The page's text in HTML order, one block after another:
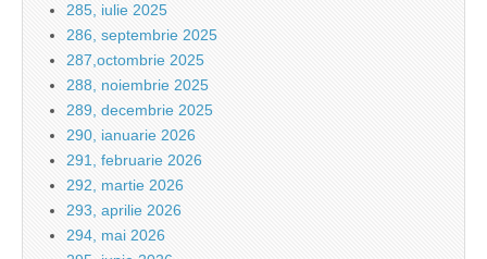
285, iulie 2025
286, septembrie 2025
287,octombrie 2025
288, noiembrie 2025
289, decembrie 2025
290, ianuarie 2026
291, februarie 2026
292, martie 2026
293, aprilie 2026
294, mai 2026